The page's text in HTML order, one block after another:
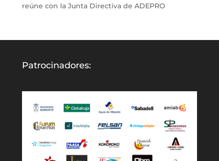
reúne con la Junta Directiva de ADEPRO
Patrocinadores: